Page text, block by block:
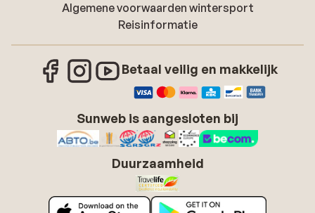
Algemene voorwaarden wintersport
Reisinformatie
Betaal veilig en makkelijk
Sunweb is aangesloten bij
Duurzaamheid